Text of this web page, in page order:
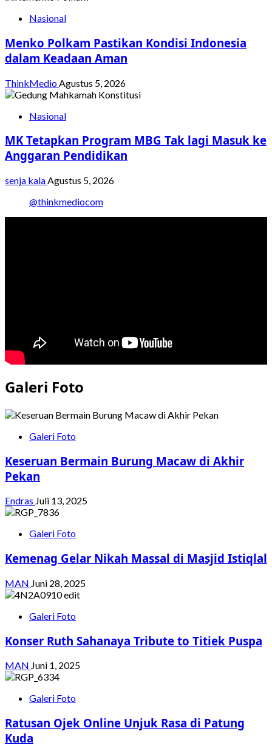
Nasional
Menko Polkam Pastikan Kondisi Indonesia
dalam Keadaan Aman
ThinkMedio Agustus 5, 2026
Nasional
MK Tetapkan Program MBG Tak lagi Masuk ke
Anggaran Pendidikan
senja kalaAgustus 5, 2026
@thinkmediocom
Galeri Foto
Galeri Foto
Keseruan Bermain Burung Macaw di Akhir
Pekan
Endras Juli 13, 2025
Galeri Foto
Kemenag Gelar Nikah Massal di Masjid Istiqlal
MAN Juni 28, 2025
Galeri Foto
Konser Ruth Sahanaya Tribute to Titiek Puspa
MAN Juni 1, 2025
Galeri Foto
Ratusan Ojek Online Unjuk Rasa di Patung
Kuda